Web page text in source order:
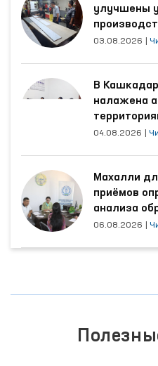
улучшены
трудятся
03.08.2026
В
налажена
04.08.2026
Махалли
приёмов
анализа
06.08.2026